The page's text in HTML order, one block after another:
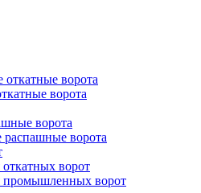
откатные ворота
ворота
ворота
ворота
ворот
промышленных ворот